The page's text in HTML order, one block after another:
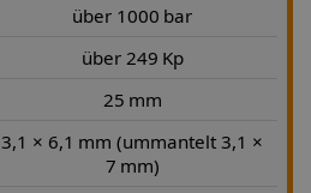
über 1000 bar
über 249 Kp
25 mm
3,1 × 6,1 mm (ummantelt 3,1 ×
7 mm)